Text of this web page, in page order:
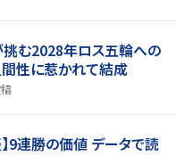
挑む2028年ロス五輪への
性に惹かれて結成
9連勝の価値 データで読